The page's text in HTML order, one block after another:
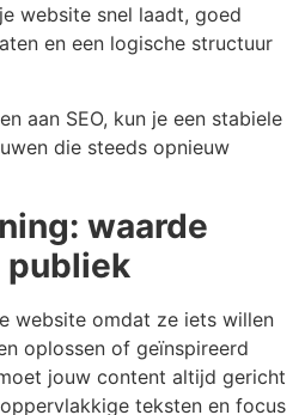
website snel laadt, goed
en een logische structuur
aan SEO, kun je een stabiele
die steeds opnieuw
waarde
publiek
website omdat ze iets willen
oplossen of geïnspireerd
jouw content altijd gericht
teksten en focus